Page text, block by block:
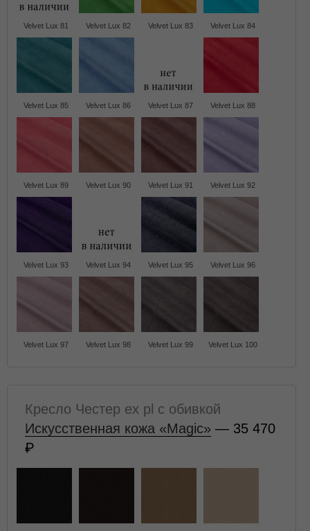
Velvet Lux 81 Velvet Lux 82 Velvet Lux 83 Velvet Lux 84
Velvet Lux 85 Velvet Lux 86 Velvet Lux 87 Velvet Lux 88
Velvet Lux 89 Velvet Lux 90 Velvet Lux 91 Velvet Lux 92
Velvet Lux 93 Velvet Lux 94 Velvet Lux 95 Velvet Lux 96
Velvet Lux 97 Velvet Lux 98 Velvet Lux 99 Velvet Lux 100
Кресло Честер ех pl с обивкой
Искусственная кожа «Magic» — 35 470